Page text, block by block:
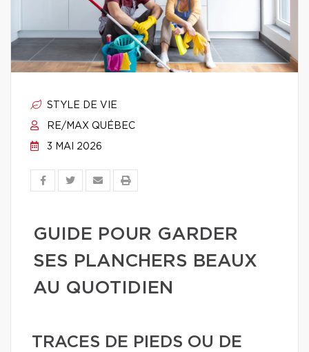
STYLE DE VIE
RE/MAX QUÉBEC
3 MAI 2026
GUIDE POUR GARDER
SES PLANCHERS BEAUX
AU QUOTIDIEN
TRACES DE PIEDS OU DE